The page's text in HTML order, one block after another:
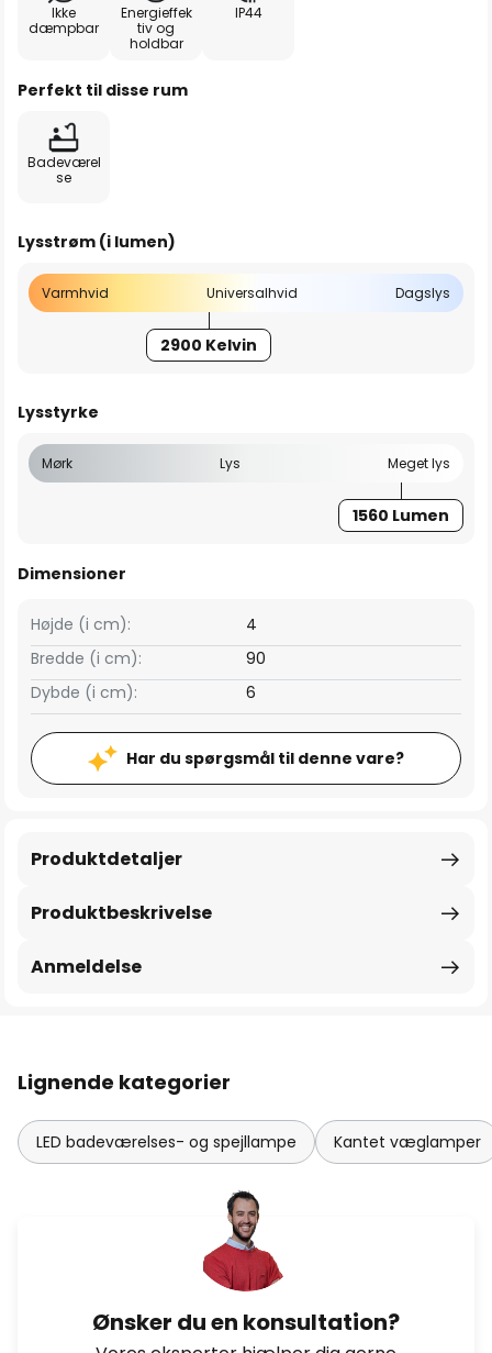
Ikke
dæmpbar
Energieffek
tiv og
holdbar
IP44
Perfekt til disse rum
Badeværel
se
Lysstrøm (i lumen)
Varmhvid Universalhvid Dagslys
2900 Kelvin
Lysstyrke
Mørk Lys Meget lys
1560 Lumen
Dimensioner
Bredde (i cm): 90
Højde (i cm): 4
Dybde (i cm): 6
Har du spørgsmål til denne vare?
Produktbeskrivelse
Produktdetaljer
Anmeldelse
Lignende kategorier
LED badeværelses- og spejllampe Kantet væglamper
Ønsker du en konsultation?